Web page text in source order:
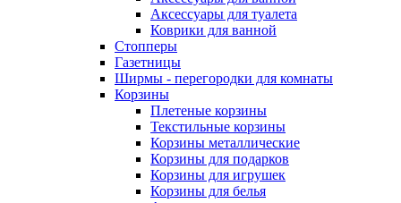
Аксессуары для туалета
Коврики для ванной
Стопперы
Газетницы
Ширмы - перегородки для комнаты
Корзины
Плетеные корзины
Текстильные корзины
Корзины металлические
Корзины для подарков
Корзины для игрушек
Корзины для белья